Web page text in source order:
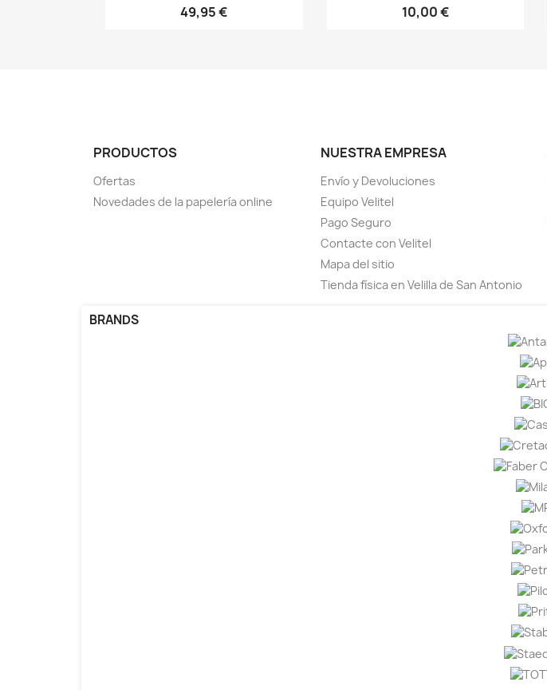
49,95 € 10,00 €
PRODUCTOS
Ofertas
Novedades de la papelería online
NUESTRA EMPRESA
Envío y Devoluciones
Equipo Velitel
Pago Seguro
Contacte con Velitel
Mapa del sitio
Tienda física en Velilla de San Antonio
BRANDS